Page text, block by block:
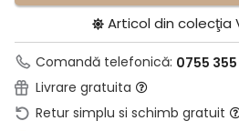
Articol din colecţia
Comandă telefonică: 0755
Livrare gratuita
Retur simplu si schimb gratuit